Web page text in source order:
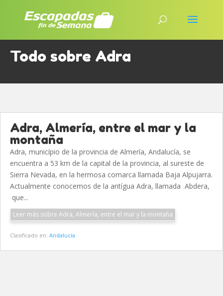
Todo sobre Adra
Adra, Almería, entre el mar y la
montaña
Adra, município de la provincia de Almería, Andalucía, se
encuentra a 53 km de la capital de la provincia, al sureste de
Sierra Nevada, en la hermosa comarca llamada Baja Alpujarra.
Actualmente conocemos de la antígua Adra, llamada Abdera,
que...
Leer más sobre Adra, Almería, entre el mar y la montaña
Clasificado en: Andalucía